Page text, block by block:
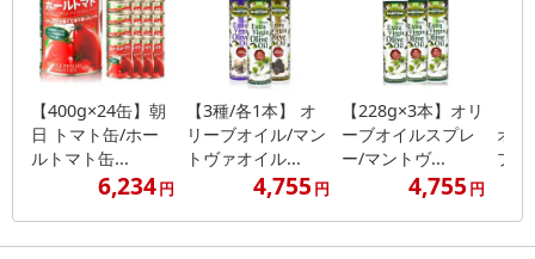
【400g×24缶】朝
日 トマト缶/ホー
ルトマト缶...
6,234円
【3種/各1本】 オ
リーブオイル/マン
トヴァオイル...
4,755 円
【228g×3本】オリ
ーブオイルスプレ
ー/マントヴ...
4,755 円
オ
プ